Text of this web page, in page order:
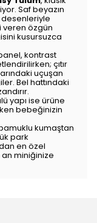
Saf beyazın
veren özgün
kusursuzca
kontrast
çıtır
uçuşan
Bel hattındaki
yapı ise ürüne
bebeğinizin
kumaştan
park
en özel
miniğinize